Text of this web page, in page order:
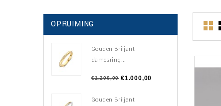
OPRUIMING
Gouden Briljant
damesring...
€1.200,00 €1.000,00
Gouden Briljant